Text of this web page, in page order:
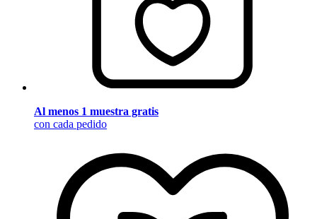
Al menos 1 muestra gratis
con cada pedido